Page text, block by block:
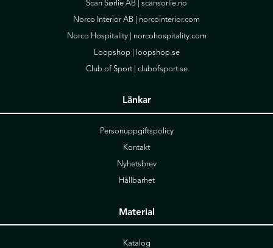
Scan Sørlie AB | scansorlie.no
Norco Interior AB | norcointerior.com
Norco Hospitality | norcohospitality.com
Loopshop |
loopshop.se
Club of Sport | clubofsport.se
Länkar
Personuppgiftspolicy
Kontakt
Nyhetsbrev
Hållbarhet
Material
Katalog